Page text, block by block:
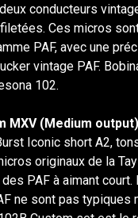
conducteurs
Ces micros
PAF, avec une
vintage PAF.
102.
MXV (Medium output)
Iconic short A2,
originaux de la
PAF à aimant court.
ne sont pas typiques